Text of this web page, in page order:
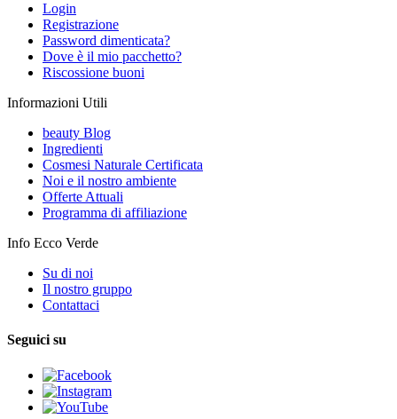
Login
Registrazione
Password dimenticata?
Dove è il mio pacchetto?
Riscossione buoni
Informazioni Utili
beauty Blog
Ingredienti
Cosmesi Naturale Certificata
Noi e il nostro ambiente
Offerte Attuali
Programma di affiliazione
Info Ecco Verde
Su di noi
Il nostro gruppo
Contattaci
Seguici su